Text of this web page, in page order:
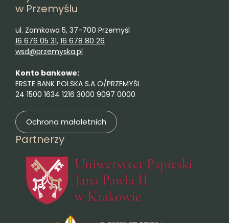
w Przemyślu
ul. Zamkowa 5, 37-700 Przemyśl
16 676 05 31, 16 678 80 26
wsd@przemyska.pl
Konto bankowe:
ERSTE BANK POLSKA S.A O/PRZEMYŚL
24 1500 1634 1216 3000 9097 0000
Ochrona małoletnich
Partnerzy